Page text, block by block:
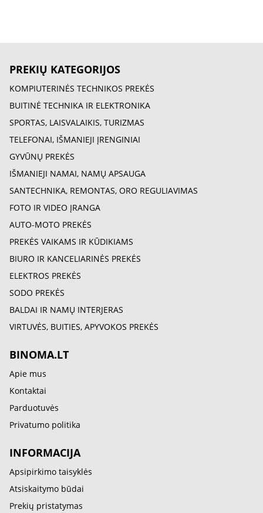
PREKIŲ KATEGORIJOS
KOMPIUTERINĖS TECHNIKOS PREKĖS
BUITINĖ TECHNIKA IR ELEKTRONIKA
SPORTAS, LAISVALAIKIS, TURIZMAS
TELEFONAI, IŠMANIEJI ĮRENGINIAI
GYVŪNŲ PREKĖS
IŠMANIEJI NAMAI, NAMŲ APSAUGA
SANTECHNIKA, REMONTAS, ORO REGULIAVIMAS
FOTO IR VIDEO ĮRANGA
AUTO-MOTO PREKĖS
PREKĖS VAIKAMS IR KŪDIKIAMS
BIURO IR KANCELIARINĖS PREKĖS
ELEKTROS PREKĖS
SODO PREKĖS
BALDAI IR NAMŲ INTERJERAS
VIRTUVĖS, BUITIES, APYVOKOS PREKĖS
BINOMA.LT
Apie mus
Kontaktai
Parduotuvės
Privatumo politika
INFORMACIJA
Apsipirkimo taisyklės
Atsiskaitymo būdai
Prekių pristatymas